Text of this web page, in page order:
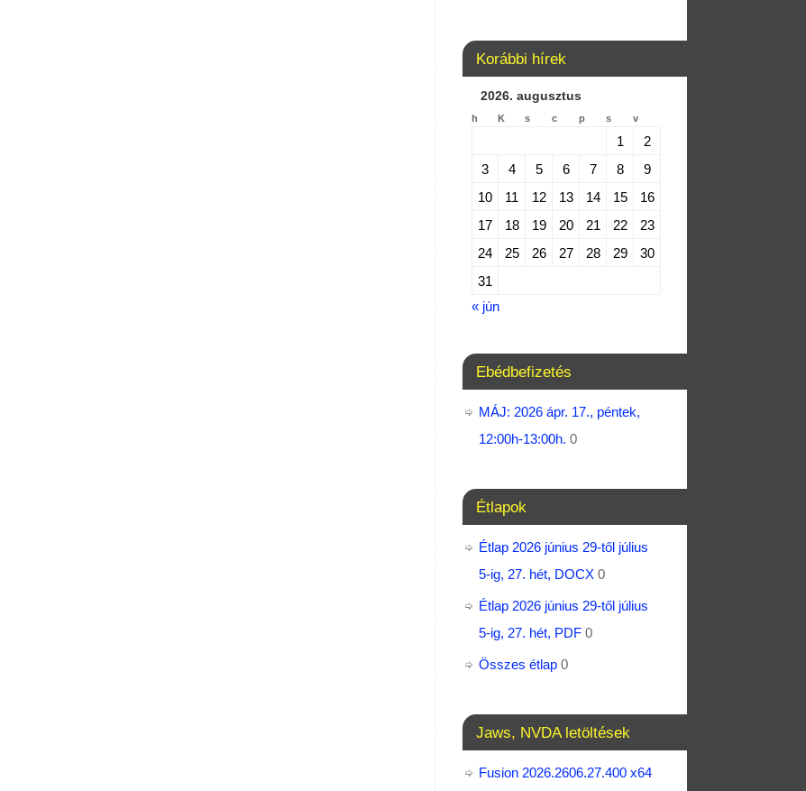
Korábbi hírek
2026. augusztus
h K s c p s v
1
2
3
4 5 6 7 8
9
10
11 12 13 14 15
16
17
18 19 20 21 22
23
24
25 26 27 28 29
30
31
« jún
Ebédbefizetés
MÁJ: 2026 ápr. 17., péntek,
12:00h-13:00h. 0
Étlapok
Étlap 2026 június 29-től július
5-ig, 27. hét, DOCX 0
Étlap 2026 június 29-től július
5-ig, 27. hét, PDF 0
Összes étlap 0
Jaws, NVDA letöltések
Fusion 2026.2606.27.400 x64